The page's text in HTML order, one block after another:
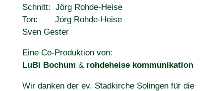
Schnitt: Jörg Rohde-Heise
Ton: Jörg Rohde-Heise
Sven Gester
Eine Co-Produktion von:
LuBi Bochum & rohdeheise kommunikation
Wir danken der ev. Stadkirche Solingen für die